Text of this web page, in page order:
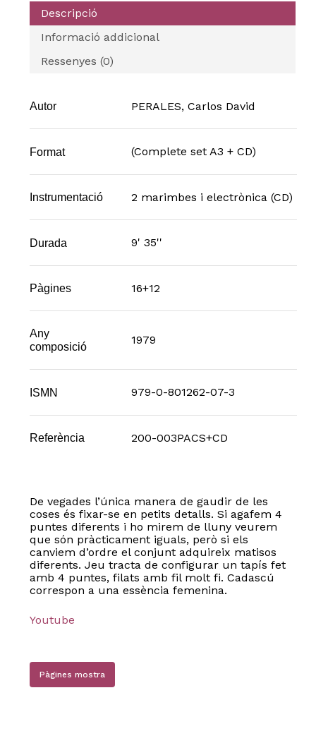
Descripció
Informació addicional
Ressenyes (0)
Autor PERALES, Carlos David
Format (Complete set A3 + CD)
Instrumentació 2 marimbes i electrònica (CD)
Durada 9' 35''
Pàgines 16+12
Any
composició
1979
ISMN 979-0-801262-07-3
Referència 200-003PACS+CD
De vegades l’única manera de gaudir de les
coses és fixar-se en petits detalls. Si agafem 4
puntes diferents i ho mirem de lluny veurem
que són pràcticament iguals, però si els
canviem d’ordre el conjunt adquireix matisos
diferents. Jeu tracta de configurar un tapís fet
amb 4 puntes, filats amb fil molt fi. Cadascú
correspon a una essència femenina.
Youtube
Pàgines mostra